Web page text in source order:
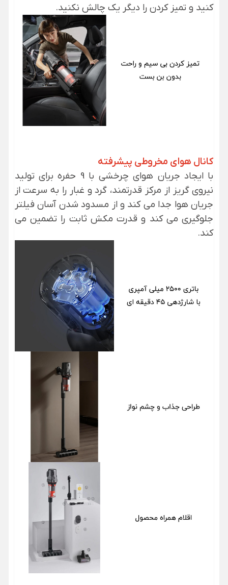
کنید و تمیز کردن را دیگر یک چالش نکنید.
کانال هوای مخروطی پیشرفته
با ایجاد جریان هوای چرخشی با 9 حفره برای تولید
نیروی گریز از مرکز قدرتمند، گرد و غبار را به سرعت از
جریان هوا جدا می کند و از مسدود شدن آسان فیلتر
جلوگیری می کند و قدرت مکش ثابت را تضمین می
کند.